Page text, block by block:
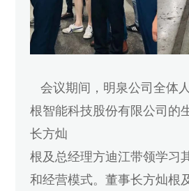
会议期间，明泉公司全体
根智能科技股份有限公司的
长方灿
根及总经理方迪江带领学习
和经营模式。 董事长方灿根